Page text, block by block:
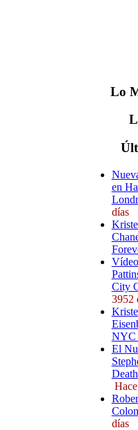
Lo
en
días
City
3952
NYC
El
días